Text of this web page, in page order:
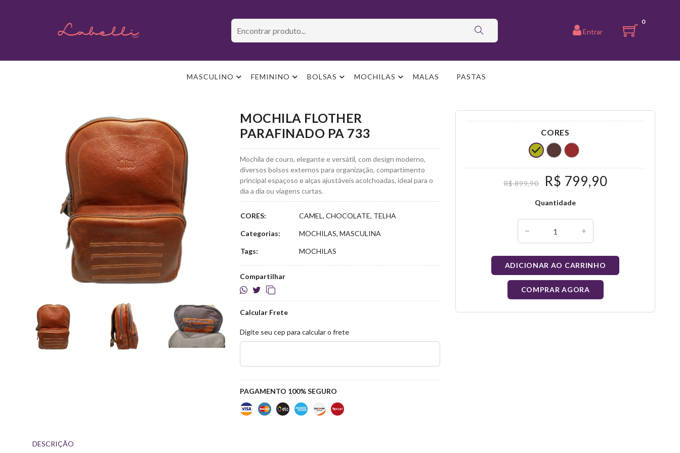
Entrar
0
MASCULINO FEMININO BOLSAS MOCHILAS MALAS PASTAS
MOCHILA FLOTHER
PARAFINADO PA 733
Mochila de couro, elegante e versátil, com design moderno,
diversos bolsos externos para organização, compartimento
principal espaçoso e alças ajustáveis acolchoadas, ideal para o
dia a dia ou viagens curtas.
CORES: CAMEL, CHOCOLATE, TELHA
Categorias: MOCHILAS, MASCULINA
Tags: MOCHILAS
Compartilhar
Calcular Frete
Digite seu cep para calcular o frete
PAGAMENTO 100% SEGURO
CORES
R$ 899,90 R$ 799,90
Quantidade
ADICIONAR AO CARRINHO
COMPRAR AGORA
DESCRIÇÃO